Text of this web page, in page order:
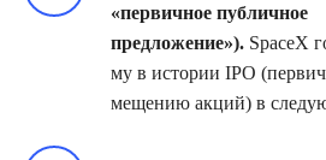
«первичное публичное
предложение»). SpaceX
му в истории IPO
мещению акций) в